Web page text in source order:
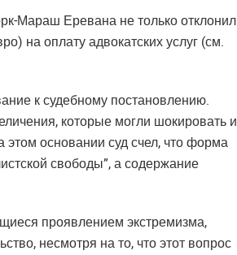
Мараш Еревана не только отклонил
на оплату адвокатских услуг (см.
к судебному постановлению.
которые могли шокировать и
основании суд счел, что форма
свободы”, а содержание
проявлением экстремизма,
несмотря на то, что этот вопрос